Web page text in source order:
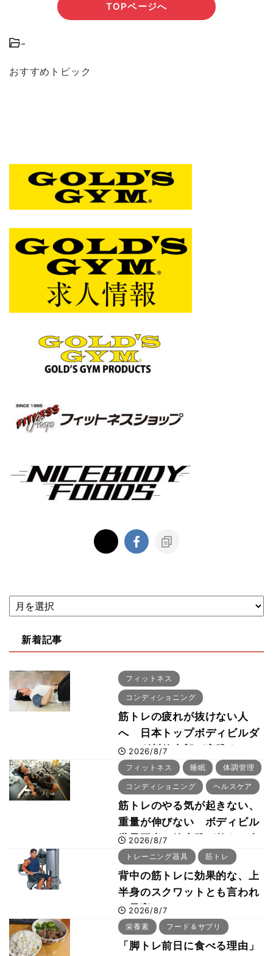
TOPページへ
-
おすすめトピック
新着記事
フィットネス
コンディショニング
筋トレの疲れが抜けない人
へ 日本トップボディビルダ
ー・刈川啓志郎が実践する
「回復習慣」
2026/8/7
フィットネス 睡眠 体調管理
コンディショニング ヘルスケア
筋トレのやる気が起きない、
重量が伸びない ボディビル
世界王者・鈴木雅が教える食
事・睡眠・呼吸の整え方
2026/8/7
トレーニング器具 筋トレ
背中の筋トレに効果的な、上
半身のスクワットとも言われ
た最高マシン“ノーチラス・
プルオーバーマシン”とは？
2026/8/7
栄養素 フード＆サプリ
「脚トレ前日に食べる理由」